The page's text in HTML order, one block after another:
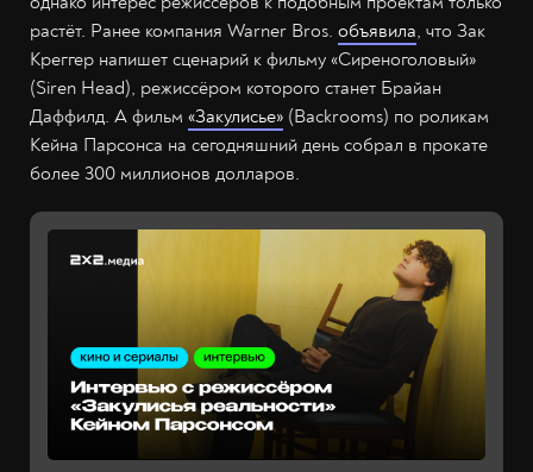
растёт. Ранее компания Warner Bros. объявила, что Зак
Креггер напишет сценарий к фильму «Сиреноголовый»
(Siren Head), режиссёром которого станет Брайан
Даффилд. А фильм «Закулисье» (Backrooms) по роликам
Кейна Парсонса на сегодняшний день собрал в прокате
более 300 миллионов долларов.